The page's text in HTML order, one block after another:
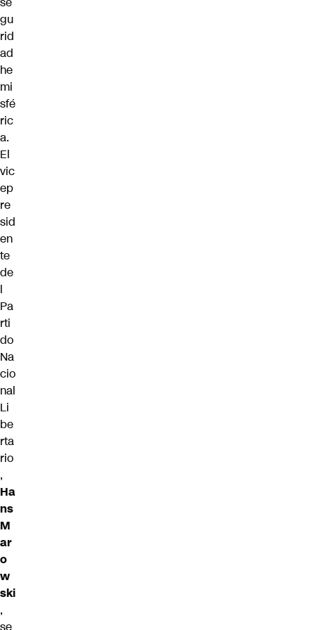
gu
rid
ad
he
mi
sfé
ric
a.
El
vic
ep
re
sid
en
te
de
l
Pa
rti
do
Na
cio
nal
Li
be
rta
rio
,
Ha
ns
M
ar
o
w
ski
,
se